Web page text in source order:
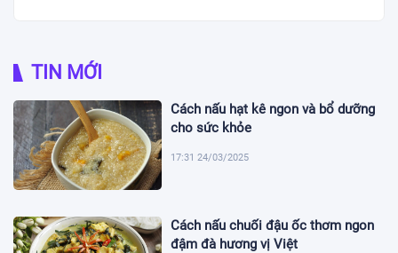
TIN MỚI
Cách nấu hạt kê ngon và bổ dưỡng
cho sức khỏe
17:31 24/03/2025
Cách nấu chuối đậu ốc thơm ngon
đậm đà hương vị Việt